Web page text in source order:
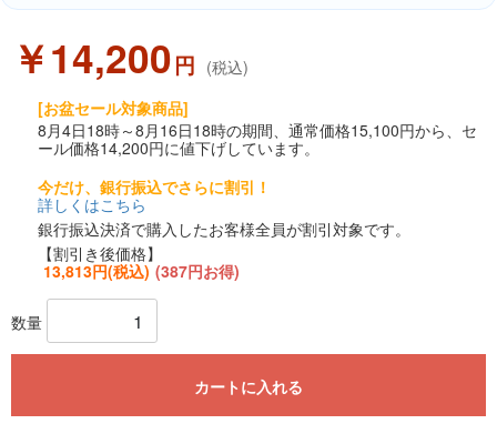
￥14,200円 (税込)
[お盆セール対象商品]
8月4日18時～8月16日18時の期間、通常価格15,100円から、セ
ール価格14,200円に値下げしています。
今だけ、銀行振込でさらに割引！
詳しくはこちら
銀行振込決済で購入したお客様全員が割引対象です。
【割引き後価格】
13,813円(税込) (387円お得)
数量
カートに入れる